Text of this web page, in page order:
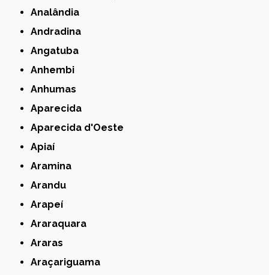
Analândia
Andradina
Angatuba
Anhembi
Anhumas
Aparecida
Aparecida d'Oeste
Apiaí
Aramina
Arandu
Arapeí
Araraquara
Araras
Araçariguama